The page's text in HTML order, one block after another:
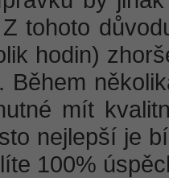
tohoto
hodin)
Během
mít
nejlepší je
100%